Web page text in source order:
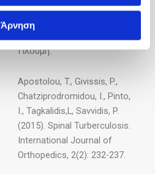
Άρνηση
Αναπληρωτή Καθηγητή του
Τμηματος Φυσικής Ιατρικής
Πλούμη.
Apostolou, T., Givissis, P.,
Chatziprodromidou, I., Pinto,
I., Tagkalidis,L, Savvidis, P.
(2015). Spinal Turberculosis.
International Journal of
Orthopedics, 2(2): 232-237.